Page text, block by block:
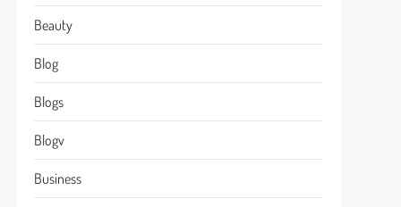
Beauty
Blog
Blogs
Blogv
Business